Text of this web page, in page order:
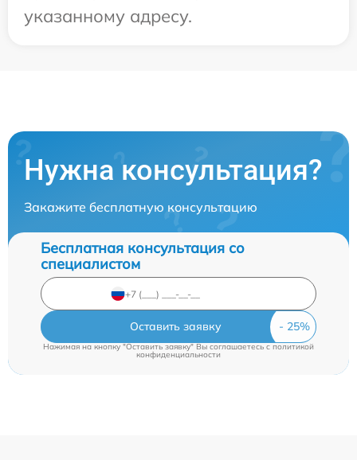
указанному адресу.
Нужна консультация?
Закажите бесплатную консультацию
Бесплатная консультация со
специалистом
Оставить заявку
Нажимая на кнопку "Оставить заявку" Вы соглашаетесь c политикой
конфиденциальности